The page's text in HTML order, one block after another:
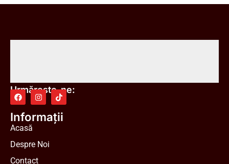
Urmărește-ne:
Informații
Acasă
Despre Noi
Contact